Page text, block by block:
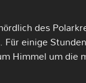
des
einige
Himmel um die